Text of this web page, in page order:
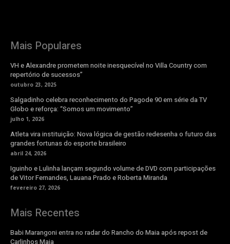
Mais Populares
VH e Alexandre prometem noite inesquecível no Villa Country com
repertório de sucessos”
outubro 23, 2025
Salgadinho celebra reconhecimento do Pagode 90 em série da TV
Globo e reforça: “Somos um movimento”
julho 1, 2026
Atleta vira instituição: Nova lógica de gestão redesenha o futuro das
grandes fortunas do esporte brasileiro
abril 24, 2026
Iguinho e Lulinha lançam segundo volume de DVD com participações
de Vitor Fernandes, Lauana Prado e Roberta Miranda
fevereiro 27, 2026
Mais Recentes
Babi Marangoni entra no radar do Rancho do Maia após repost de
Carlinhos Maia